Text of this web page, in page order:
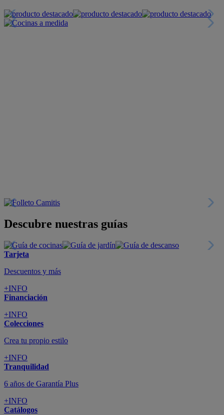
Descubre nuestras guías
Tarjeta
Descuentos y más
+INFO
Financiación
+INFO
Colecciones
Crea tu propio estilo
+INFO
Tranquilidad
6 años de Garantía Plus
+INFO
Catálogos